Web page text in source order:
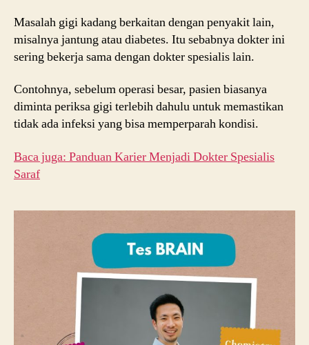
Masalah gigi kadang berkaitan dengan penyakit lain,
misalnya jantung atau diabetes. Itu sebabnya dokter ini
sering bekerja sama dengan dokter spesialis lain.
Contohnya, sebelum operasi besar, pasien biasanya
diminta periksa gigi terlebih dahulu untuk memastikan
tidak ada infeksi yang bisa memperparah kondisi.
Baca juga: Panduan Karier Menjadi Dokter Spesialis
Saraf